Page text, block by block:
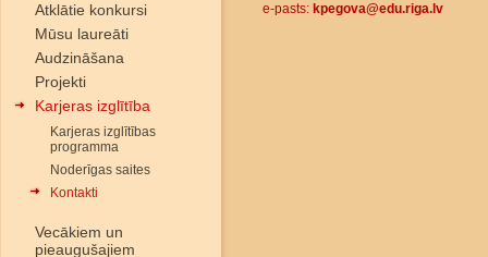
Atklātie konkursi
Mūsu laureāti
Audzināšana
Projekti
Karjeras izglītība
Karjeras izglītības
programma
Noderīgas saites
Kontakti
Vecākiem un
pieaugušajiem
e-pasts: kpegova@edu.riga.lv